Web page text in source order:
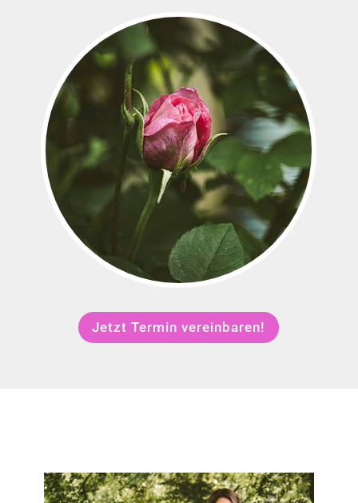
Jetzt Termin vereinbaren!